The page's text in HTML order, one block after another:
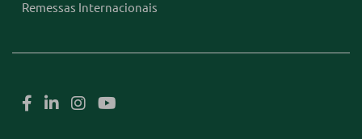
Remessas Internacionais